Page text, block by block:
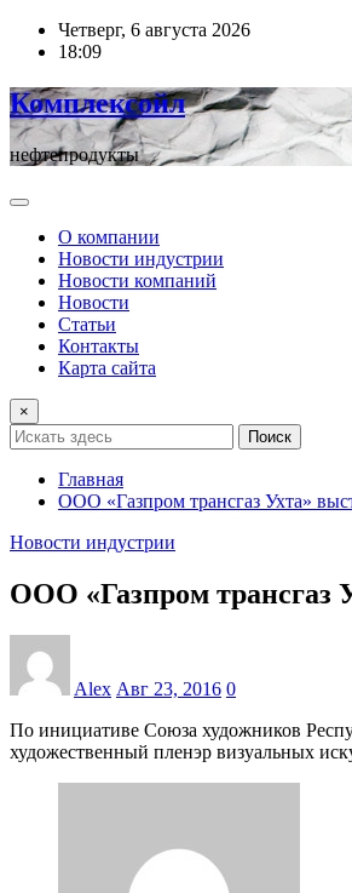
ПерейтиЧетверг, 6 августа 2026
18:09
Комплексойл
нефтепродукты
О компании
Новости индустрии
Новости компаний
Новости
Статьи
Контакты
Карта сайта
×
Поиск
Главная
ООО «Газпром трансгаз Ухта»
Новости индустрии
ООО «Газпром трансгаз
Alex Авг 23, 2016 0
По инициативе Союза художников
художественный пленэр визуальных